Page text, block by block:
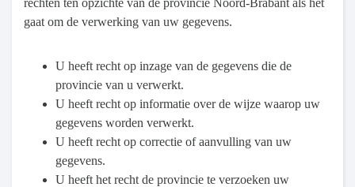
rechten ten opzichte van de provincie Noord-Brabant als het
gaat om de verwerking van uw gegevens.
U heeft recht op inzage van de gegevens die de
provincie van u verwerkt.
U heeft recht op informatie over de wijze waarop uw
gegevens worden verwerkt.
U heeft recht op correctie of aanvulling van uw
gegevens.
U heeft het recht de provincie te verzoeken uw